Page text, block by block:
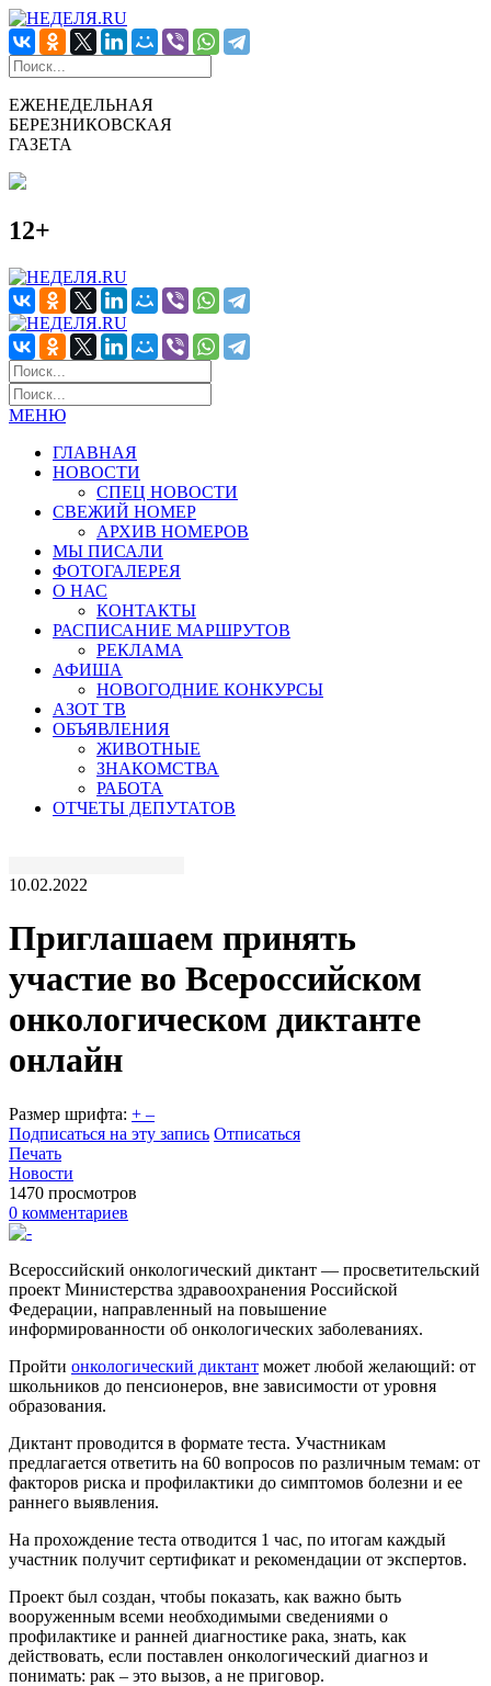
ЕЖЕНЕДЕЛЬНАЯ
БЕРЕЗНИКОВСКАЯ
ГАЗЕТА
12+
МЕНЮ
ГЛАВНАЯ
НОВОСТИ
СПЕЦ НОВОСТИ
СВЕЖИЙ НОМЕР
АРХИВ НОМЕРОВ
МЫ ПИСАЛИ
ФОТОГАЛЕРЕЯ
О НАС
КОНТАКТЫ
РАСПИСАНИЕ МАРШРУТОВ
РЕКЛАМА
АФИША
НОВОГОДНИЕ КОНКУРСЫ
АЗОТ ТВ
ОБЪЯВЛЕНИЯ
ЖИВОТНЫЕ
ЗНАКОМСТВА
РАБОТА
ОТЧЕТЫ ДЕПУТАТОВ
10.02.2022
Приглашаем принять
участие во Всероссийском
онкологическом диктанте
онлайн
Размер шрифта: + –
Подписаться на эту запись Отписаться
Печать
Новости
1470 просмотров
0 комментариев
Всероссийский онкологический диктант — просветительский
проект Министерства здравоохранения Российской
Федерации, направленный на повышение
информированности об онкологических заболеваниях.
Пройти онкологический диктант может любой желающий: от
школьников до пенсионеров, вне зависимости от уровня
образования.
Диктант проводится в формате теста. Участникам
предлагается ответить на 60 вопросов по различным темам: от
факторов риска и профилактики до симптомов болезни и ее
раннего выявления.
На прохождение теста отводится 1 час, по итогам каждый
участник получит сертификат и рекомендации от экспертов.
Проект был создан, чтобы показать, как важно быть
вооруженным всеми необходимыми сведениями о
профилактике и ранней диагностике рака, знать, как
действовать, если поставлен онкологический диагноз и
понимать: рак – это вызов, а не приговор.